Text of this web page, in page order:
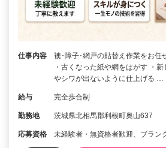
仕事内容
襖･障子･網戸の貼替え作業をお任
・古くなった紙や網をはがす ・
やシワが出ないように仕上げる …
給与 完全歩合制
勤務地 茨城県北相馬郡利根町奥山637
応募資格 未経験者・無資格者歓迎、ブラン